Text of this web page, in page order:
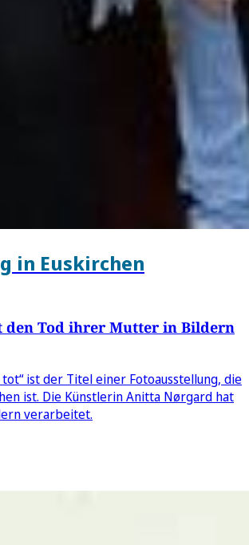
in Euskirchen
den Tod ihrer Mutter in Bildern
ist der Titel einer Fotoausstellung, die
ist. Die Künstlerin Anitta Nørgard hat
verarbeitet.